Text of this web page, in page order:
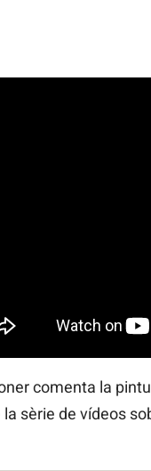
comenta la
sèrie de vídeos